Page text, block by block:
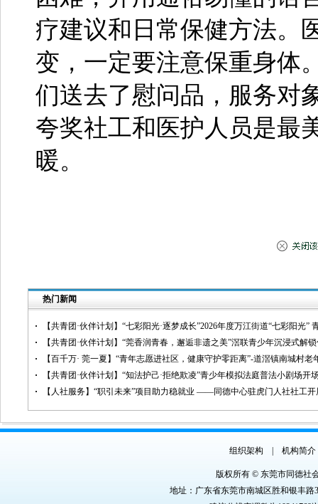
疗建议和日常保健方法。
变，一定要注意保重身体
们送去了慰问品，服务对
夸奖社工和医护人员是最
暖。
热门新闻
【共青团·伙伴计划】“七彩阳光·逐梦成长”2026年度万江街道“七彩阳光”
【共青团·伙伴计划】“莞香润青春，邂逅非遗之美”滘联青少年沉浸式解
【百千万· 莞一夏】“青年志愿进社区，健康守护零距离”-道滘镇南城村
【共青团·伙伴计划】“知法护己·拒绝欺凌”青少年模拟法庭普法小剧场开
【人社服务】“职引未来”项目助力稳就业 ——同德中心驻虎门人社社工
组织架构 机构简介
版权所有 © 东莞市同德社
地址：广东省东莞市南城区胜和银丰路